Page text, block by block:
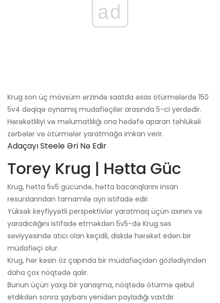
ad
Krug son üç mövsüm ərzində saatda əsas ötürmələrdə 150 ​​
5v4 dəqiqə oynamış müdafiəçilər arasında 5-ci yerdədir.
Hərəkətliliyi və məlumatlılığı ona hədəfə aparan təhlükəli
zərbələr və ötürmələr yaratmağa imkan verir.
Adaçayı Steele Əri Nə Edir
Torey Krug | Hətta Güc
Krug, hətta 5v5 gücündə, hətta bacarıqlarını insan
resurslarından tamamilə ayrı istifadə edir.
Yüksək keyfiyyətli perspektivlər yaratmaq üçün axınını və
yaradıcılığını istifadə etməkdən 5v5-də Krug səs
səviyyəsində atıcı olan keçidli, diskdə hərəkət edən bir
müdafiəçi olur.
Krug, hər kəsin öz çapında bir müdafiəçidən gözlədiyindən
daha çox nöqtədə qalır.
Bunun üçün yaxşı bir yanaşma, nöqtədə ötürmə qəbul
etdikdən sonra şaybanı yenidən payladığı vaxtdır.